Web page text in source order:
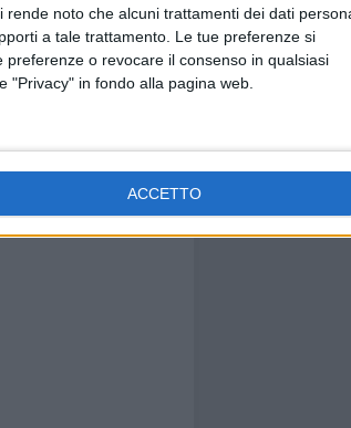
rende noto che alcuni trattamenti dei dati
a tale trattamento. Le tue preferenze si
o revocare il consenso in qualsiasi
"Privacy" in fondo alla pagina web.
ACCETTO